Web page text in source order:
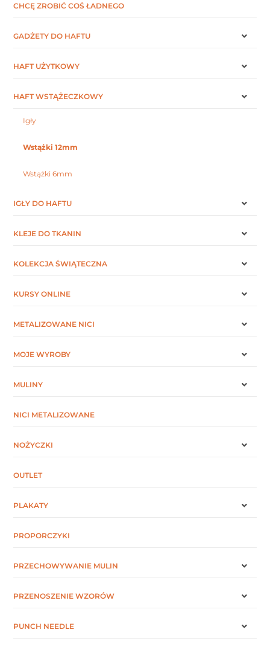
CHCĘ ZROBIĆ COŚ ŁADNEGO
GADŻETY DO HAFTU
HAFT UŻYTKOWY
HAFT WSTĄŻECZKOWY
Igły
Wstążki 12mm
Wstążki 6mm
IGŁY DO HAFTU
KLEJE DO TKANIN
KOLEKCJA ŚWIĄTECZNA
KURSY ONLINE
METALIZOWANE NICI
MOJE WYROBY
MULINY
NICI METALIZOWANE
NOŻYCZKI
OUTLET
PLAKATY
PROPORCZYKI
PRZECHOWYWANIE MULIN
PRZENOSZENIE WZORÓW
PUNCH NEEDLE